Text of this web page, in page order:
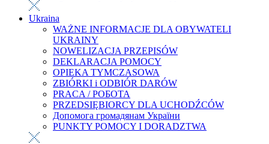
Ukraina
WAŻNE INFORMACJE DLA OBYWATELI
UKRAINY
NOWELIZACJA PRZEPISÓW
DEKLARACJA POMOCY
OPIEKA TYMCZASOWA
ZBIÓRKI i ODBIÓR DARÓW
PRACA / РОБОТА
PRZEDSIĘBIORCY DLA UCHODŹCÓW
Допомога громадянам України
PUNKTY POMOCY I DORADZTWA